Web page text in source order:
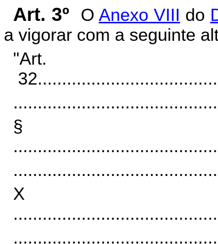
Art. 3º O Anexo VIII do
a vigorar com a seguinte
"Art.
32.
§